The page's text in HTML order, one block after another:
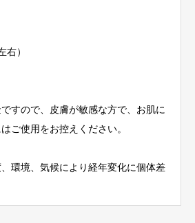
右）
すので、皮膚が敏感な方で、お肌に
ご使用をお控えください。
環境、気候により経年変化に個体差